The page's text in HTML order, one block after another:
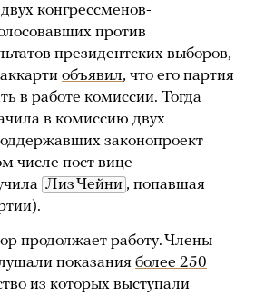
конгрессменов-
против
президентских выборов,
объявил, что его партия
в работе комиссии. Тогда
в комиссию двух
законопроект
числе пост вице-
Лиз Чейни , попавшая
продолжает работу. Члены
показания более 250
из которых выступали